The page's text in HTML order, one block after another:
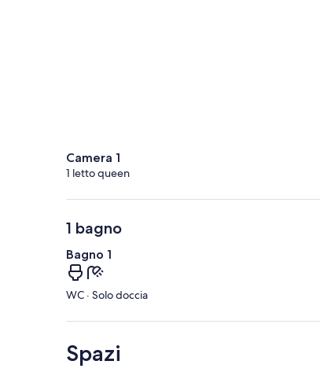
Camera 1
1 letto queen
1 bagno
Bagno 1
WC · Solo doccia
Spazi